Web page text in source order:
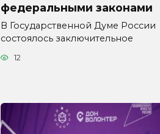
федеральными законами
В Государственной Думе России
состоялось заключительное
12